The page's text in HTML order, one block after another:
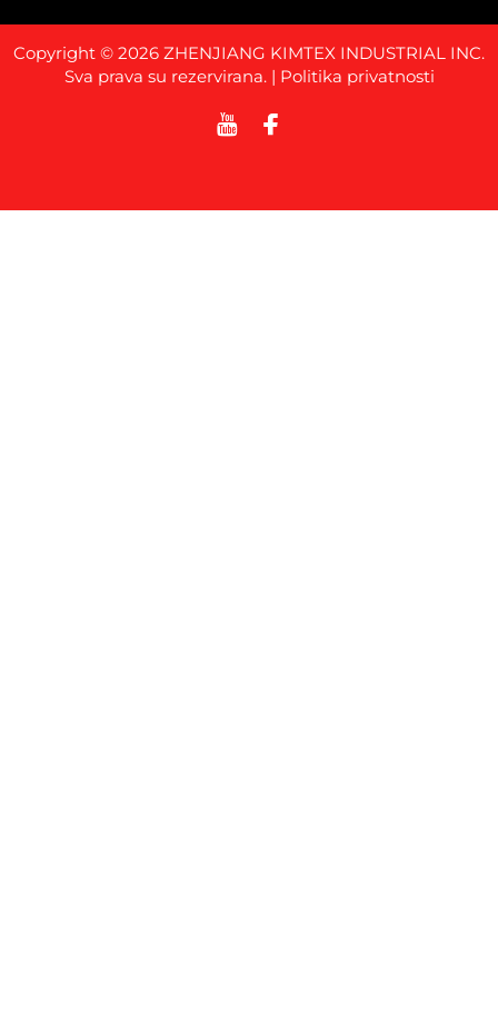
Copyright © 2026 ZHENJIANG KIMTEX INDUSTRIAL INC.
Sva prava su rezervirana. | Politika privatnosti